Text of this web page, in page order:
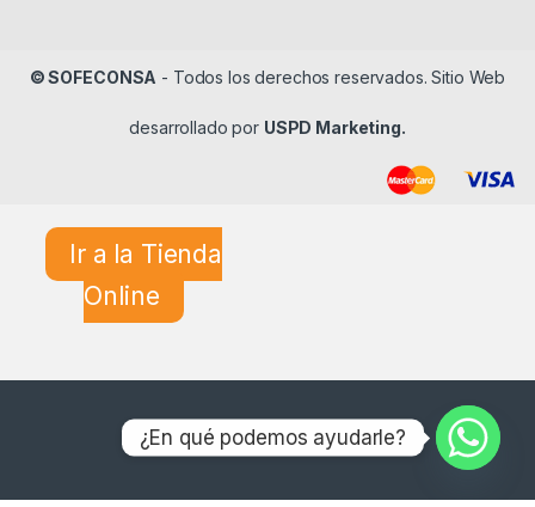
© SOFECONSA - Todos los derechos reservados. Sitio Web
desarrollado por USPD Marketing.
Ir a la Tienda
Online
¿En qué podemos ayudarle?